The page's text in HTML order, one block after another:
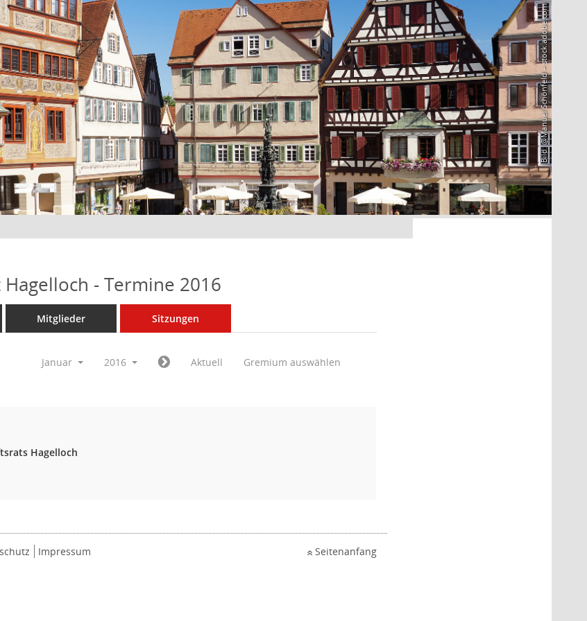
Bild: @Manuel Schönfeld – stock.adobe.com
- Termine 2016
Mitglieder Sitzungen
Januar 2016 Aktuell Gremium auswählen
Hagelloch
Impressum Seitenanfang